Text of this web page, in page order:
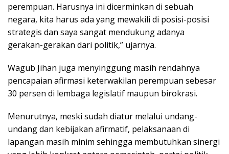
perempuan. Harusnya ini dicerminkan di sebuah
negara, kita harus ada yang mewakili di posisi-posisi
strategis dan saya sangat mendukung adanya
gerakan-gerakan dari politik,” ujarnya.
Wagub Jihan juga menyinggung masih rendahnya
pencapaian afirmasi keterwakilan perempuan sebesar
30 persen di lembaga legislatif maupun birokrasi.
Menurutnya, meski sudah diatur melalui undang-
undang dan kebijakan afirmatif, pelaksanaan di
lapangan masih minim sehingga membutuhkan sinergi